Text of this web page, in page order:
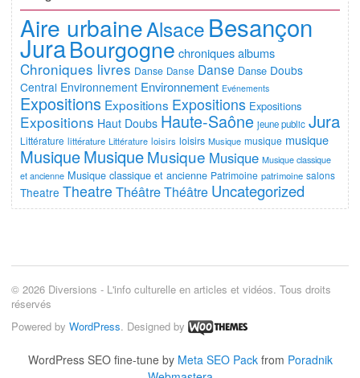
Aire urbaineAlsace Besançon
JuraBourgogne chroniques albums
Chroniques livres Danse Danse Danse Danse Doubs
Central Environnement Environnement Evénements
Expositions Expositions Expositions Expositions
Expositions Haut Doubs Haute-Saône jeune public Jura
Littérature littérature Littérature loisirs loisirs Musique musique musique
MusiqueMusiqueMusique Musique Musique classique
et ancienne Musique classique et ancienne Patrimoine patrimoine salons
Theatre Theatre ThéâtreThéâtre Uncategorized
© 2026 Diversions - L'info culturelle en articles et vidéos. Tous droits
réservés
Powered by WordPress. Designed by
WordPress SEO fine-tune by Meta SEO Packfrom Poradnik